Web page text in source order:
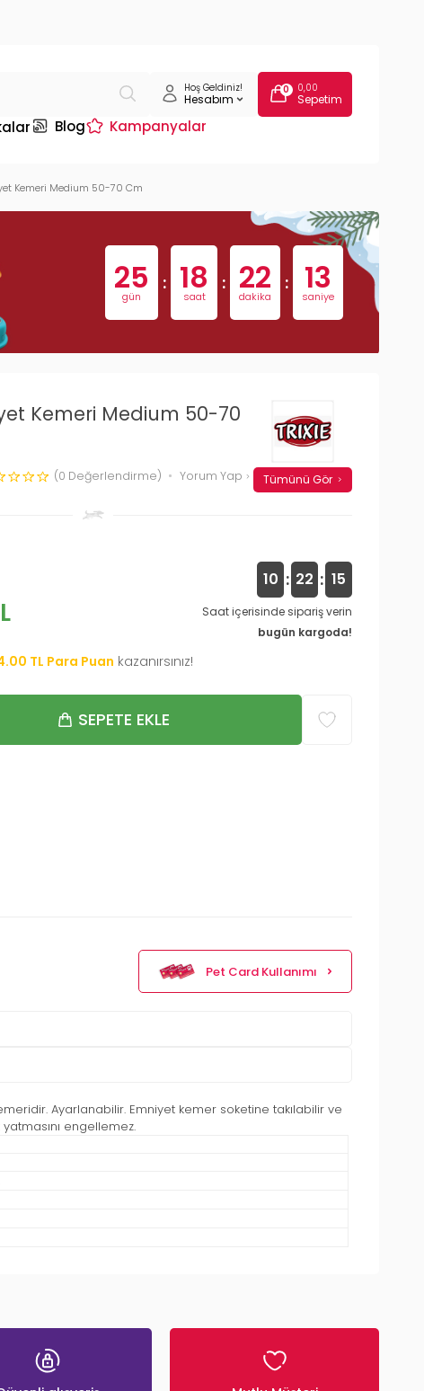
Hoş Geldiniz!
Hesabım
0 0,00
Sepetim
Blog Kampanyalar
Kemeri Medium 50-70 Cm
25
gün
: 18
saat
: 22
dakika
: 13
saniye
Kemeri Medium 50-70
(0 Değerlendirme) Yorum Yap Tümünü Gör
10 : 22 : 14
Saat içerisinde sipariş verin
bugün kargoda!
TL Para Puan kazanırsınız!
SEPETE EKLE
Pet Card Kullanımı
Ayarlanabilir. Emniyet kemer soketine takılabilir ve
engellemez.